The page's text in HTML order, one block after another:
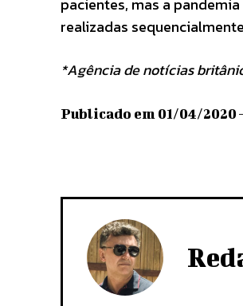
pacientes, mas a
realizadas
*Agência de notícias
Publicado em 01/04/2020